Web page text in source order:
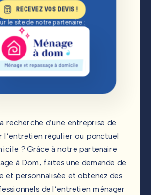
RECEVEZ VOS DEVIS !
le site de notre partenaire :
recherche d’une entreprise de
l’entretien régulier ou ponctuel
? Grâce à notre partenaire
à Dom, faites une demande de
et personnalisée et obtenez des
de l’entretien ménager